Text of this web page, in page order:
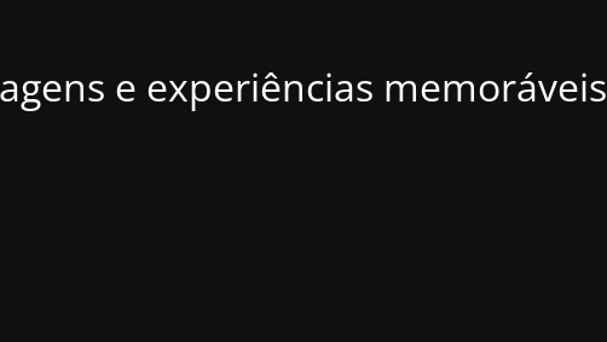
e experiências memoráveis